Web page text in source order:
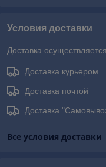
Условия доставки
Доставка
Доставка курьером
Доставка почтой
Доставка
Все условия доставки